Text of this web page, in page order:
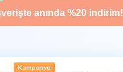
anında %20 indirim!
Kampanya